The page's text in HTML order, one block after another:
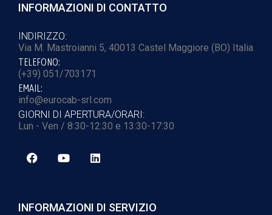
INFORMAZIONI DI CONTATTO
INDIRIZZO:
Via M. Mastroianni 5, 40013 Castel Maggiore (BO) Italia
TELEFONO:
(+39) 051/703171
EMAIL:
info@eurocab-srl.com
GIORNI DI APERTURA/ORARI:
Lun - Ven / 8:30-12:30 e 13:30-17:30
INFORMAZIONI DI SERVIZIO